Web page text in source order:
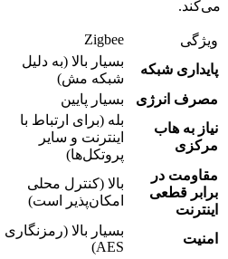
می‌کند.
ویژگی Zigbee
پایداری شبکه
بسیار بالا (به دلیل
شبکه مش)
مصرف انرژی
بسیار پایین
نیاز به هاب
مرکزی
بله (برای ارتباط با
اینترنت و سایر
پروتکل‌ها)
مقاومت در
برابر قطعی
اینترنت
بالا (کنترل محلی
امکان‌پذیر است)
امنیت
بسیار بالا (رمزنگاری
AES)